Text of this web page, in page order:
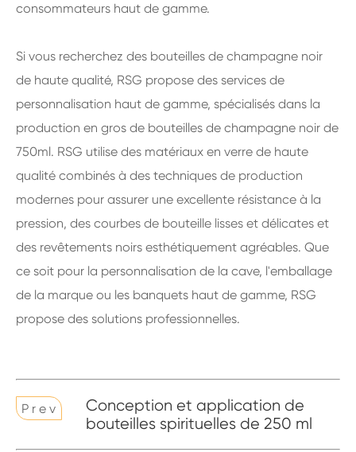
consommateurs haut de gamme.
Si vous recherchez des bouteilles de champagne noir
de haute qualité, RSG propose des services de
personnalisation haut de gamme, spécialisés dans la
production en gros de bouteilles de champagne noir de
750ml. RSG utilise des matériaux en verre de haute
qualité combinés à des techniques de production
modernes pour assurer une excellente résistance à la
pression, des courbes de bouteille lisses et délicates et
des revêtements noirs esthétiquement agréables. Que
ce soit pour la personnalisation de la cave, l'emballage
de la marque ou les banquets haut de gamme, RSG
propose des solutions professionnelles.
P r e v
Conception et application de
bouteilles spirituelles de 250 ml